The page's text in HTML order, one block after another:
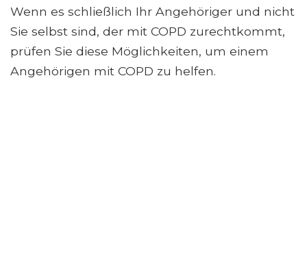
Wenn es schließlich Ihr Angehöriger und nicht
Sie selbst sind, der mit COPD zurechtkommt,
prüfen Sie diese Möglichkeiten, um einem
Angehörigen mit COPD zu helfen.